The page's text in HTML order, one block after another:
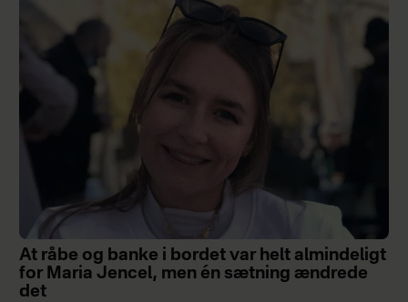
At råbe og banke i bordet var helt almindeligt
for Maria Jencel, men én sætning ændrede
det